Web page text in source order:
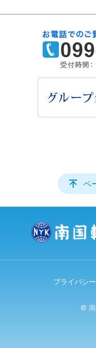
ペ
プライバシ
© 南